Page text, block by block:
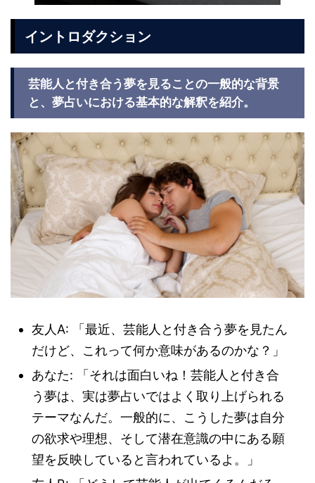
イントロダクション
芸能人と付き合う夢を見ることの一般的な背景
と、夢占いにおける基本的な解釈を紹介。
友人A: 「最近、芸能人と付き合う夢を見たん
だけど、これって何か意味があるのかな？」
あなた: 「それは面白いね！芸能人と付き合
う夢は、実は夢占いではよく取り上げられる
テーマなんだ。一般的に、こうした夢は自分
の欲求や理想、そして潜在意識の中にある願
望を反映していると言われているよ。」